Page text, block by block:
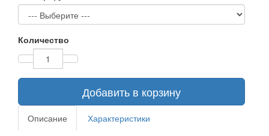
Количество
Добавить в корзину
Описание Характеристики